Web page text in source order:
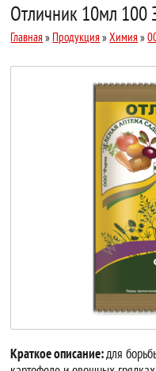
Отличник 10мл 100
Главная » Продукция »Химия »
Краткое описание:для